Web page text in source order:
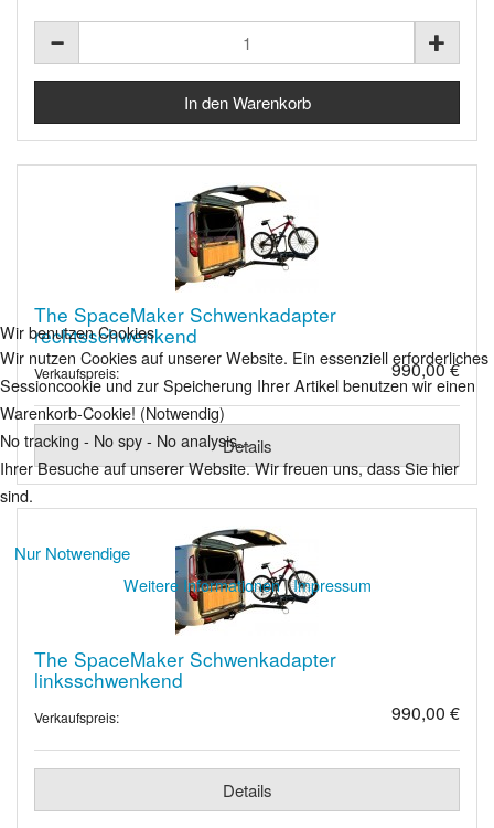
The SpaceMaker Schwenkadapter
rechtsschwenkend
Verkaufspreis: 990,00 €
Details
The SpaceMaker Schwenkadapter
linksschwenkend
Verkaufspreis: 990,00 €
Details
Wir benutzen Cookies
Wir nutzen Cookies auf unserer Website. Ein essenziell erforderliches
Sessioncookie und zur Speicherung Ihrer Artikel benutzen wir einen
Warenkorb-Cookie! (Notwendig)
No tracking - No spy - No analysis...
Ihrer Besuche auf unserer Website. Wir freuen uns, dass Sie hier
sind.
Nur Notwendige
Weitere Informationen|Impressum